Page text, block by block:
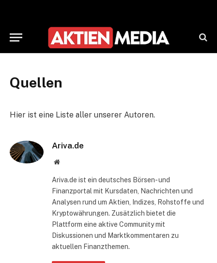
Quellen
Hier ist eine Liste aller unserer Autoren.
Ariva.de
Website
Ariva.de ist ein deutsches Börsen- und
Finanzportal mit Kursdaten, Nachrichten und
Analysen rund um Aktien, Indizes, Rohstoffe und
Kryptowährungen. Zusätzlich bietet die
Plattform eine aktive Community mit
Diskussionen und Marktkommentaren zu
aktuellen Finanzthemen.